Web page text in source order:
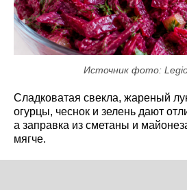
Источник фото:
Сладковатая свекла, жареный
огурцы, чеснок и зелень дают
а заправка из сметаны и
мягче.